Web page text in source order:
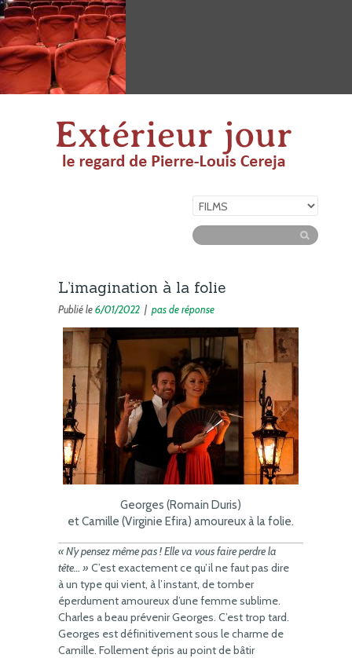
L’imagination à la folie
Publié le6/01/2022 | pas de réponse
Georges (Romain Duris)
et Camille (Virginie Efira) amoureux à la folie.
« N’y pensez même pas ! Elle va vous faire perdre la
tête… » C’est exactement ce qu’il ne faut pas dire
à un type qui vient, à l’instant, de tomber
éperdument amoureux d’une femme sublime.
Charles a beau prévenir Georges. C’est trop tard.
Georges est définitivement sous le charme de
Camille. Follement épris au point de bâtir